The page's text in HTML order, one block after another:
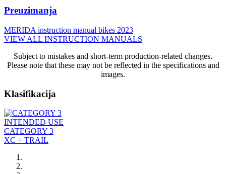
Preuzimanja
MERIDA instruction manual bikes 2023
VIEW ALL INSTRUCTION MANUALS
Subject to mistakes and short-term production-related changes.
Please note that these may not be reflected in the specifications and
images.
Klasifikacija
INTENDED USE
CATEGORY 3
XC + TRAIL